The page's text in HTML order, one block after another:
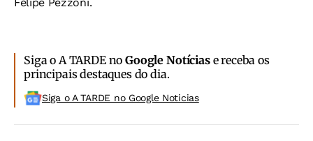
Siga o A TARDE noGoogle Notíciase receba os
principais destaques do dia.
Siga o A TARDE no Google Noticias